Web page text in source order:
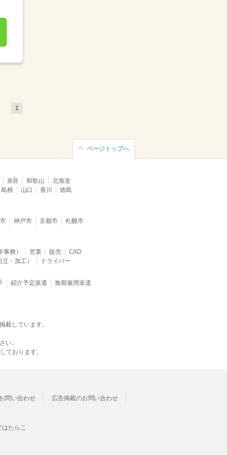
1
ページトップへ
奈良 和歌山
北海道
島根
山口 香川 徳島
神戸市 京都市 札幌市
務） 営業 販売
CAD
・加工）
ドライバー
紹介予定派遣 無期雇用派遣
載しています。
い。
ております。
問い合わせ 広告掲載のお問い合わせ
はたらこ